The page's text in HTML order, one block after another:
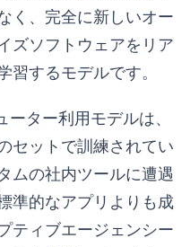
く、完全に新しいオー
ズソフトウェアをリア
習するモデルです。
ター利用モデルは、
セットで訓練されてい
ムの社内ツールに遭遇
準的なアプリよりも成
ティブエージェンシー